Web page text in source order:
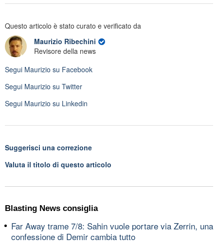
Questo articolo è stato curato e verificato da
Maurizio Ribechini
Revisore della news
Segui Maurizio su Facebook
Segui Maurizio su Twitter
Segui Maurizio su Linkedin
Suggerisci una correzione
Valuta il titolo di questo articolo
Blasting News consiglia
Far Away trame 7/8: Sahin vuole portare via Zerrin, una
confessione di Demir cambia tutto